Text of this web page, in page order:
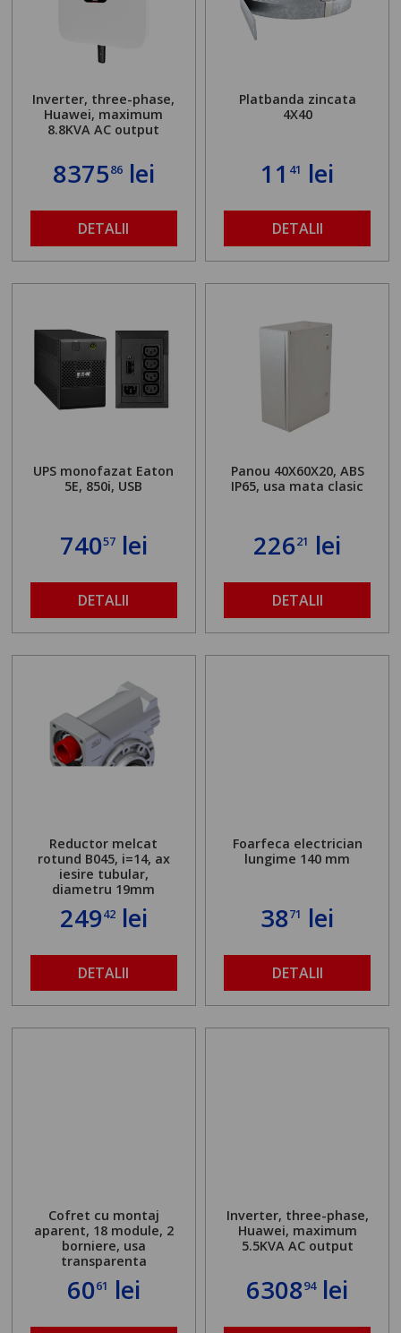
Inverter, three-phase,
Huawei, maximum
8.8KVA AC output
837586lei
DETALII
Platbanda zincata
4X40
11 41 lei
DETALII
UPS monofazat Eaton
5E, 850i, USB
74057lei
DETALII
Panou 40X60X20, ABS
IP65, usa mata clasic
22621 lei
DETALII
Reductor melcat
rotund B045, i=14, ax
iesire tubular,
diametru 19mm
24942lei
DETALII
Foarfeca electrician
lungime 140 mm
3871 lei
DETALII
Cofret cu montaj
aparent, 18 module, 2
borniere, usa
transparenta
6061 lei
Inverter, three-phase,
Huawei, maximum
5.5KVA AC output
630894lei